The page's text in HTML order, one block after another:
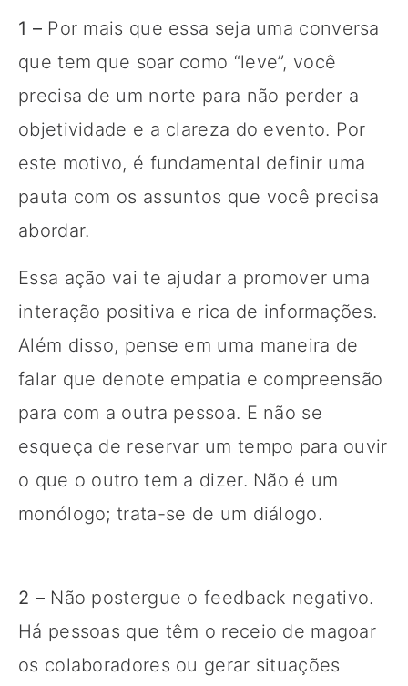
1 –Por mais que essa seja uma conversa
que tem que soar como “leve”, você
precisa de um norte para não perder a
objetividade e a clareza do evento. Por
este motivo, é fundamental definir uma
pauta com os assuntos que você precisa
abordar.
Essa ação vai te ajudar a promover uma
interação positiva e rica de informações.
Além disso, pense em uma maneira de
falar que denote empatia e compreensão
para com a outra pessoa. E não se
esqueça de reservar um tempo para ouvir
o que o outro tem a dizer. Não é um
monólogo; trata-se de um diálogo.
2 –Não postergue o feedback negativo.
Há pessoas que têm o receio de magoar
os colaboradores ou gerar situações